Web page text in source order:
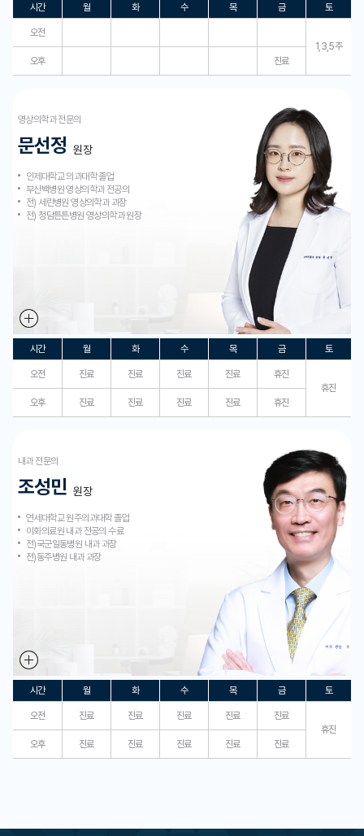
시간 월 화 수 목 금 토
오전
1,3,5주
오후
진료
영상의학과 전문의
문선정 원장
인제대학교 의과대학 졸업​
부산백병원 영상의학과 전공의
전) 세란병원 영상의학과 과장​
전) 청담튼튼병원 영상의학과 원장
시간 월 화 수 목 금 토
오전 진료 진료 진료 진료
휴진
휴진
오후
진료 진료 진료 진료 휴진
내과 전문의
조성민 원장
연세대학교 원주의과대학 졸업
이화의료원 내과 전공의 수료
전)국군일동병원 내과 과장
전)동주병원 내과 과장
시간 월 화 수 목 금 토
오전 진료 진료 진료 진료
진료
휴진
오후
진료 진료 진료 진료 진료